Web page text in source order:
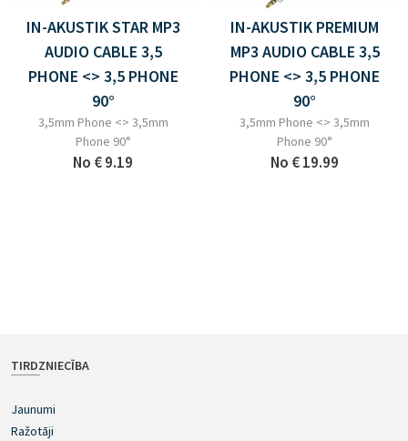
IN-AKUSTIK STAR MP3
AUDIO CABLE 3,5
PHONE <> 3,5 PHONE
90°
3,5mm Phone <> 3,5mm
Phone 90°
No € 9.19
IN-AKUSTIK PREMIUM
MP3 AUDIO CABLE 3,5
PHONE <> 3,5 PHONE
90°
3,5mm Phone <> 3,5mm
Phone 90°
No € 19.99
TIRDZNIECĪBA
Jaunumi
Ražotāji